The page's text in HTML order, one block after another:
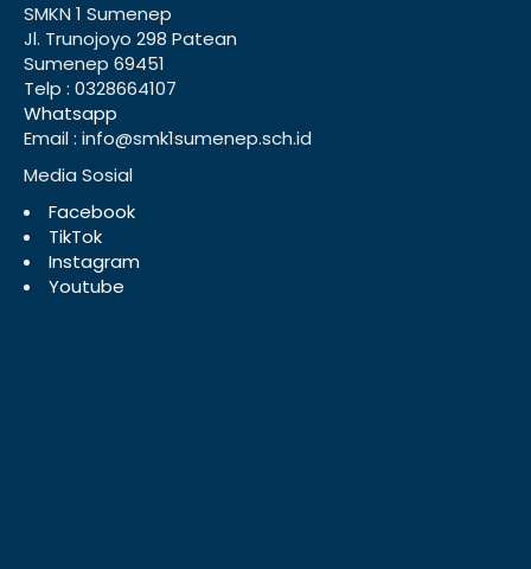
SMKN 1 Sumenep
Jl. Trunojoyo 298 Patean
Sumenep 69451
Telp : 0328664107
Whatsapp
Email : info@smk1sumenep.sch.id
Media Sosial
Facebook
TikTok
Instagram
Youtube